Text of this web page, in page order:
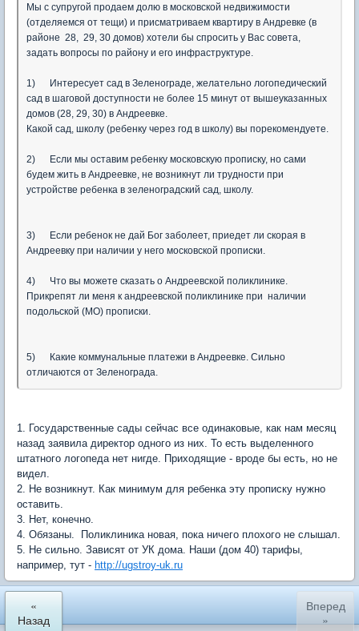
Мы с супругой продаем долю в московской недвижимости
(отделяемся от тещи) и присматриваем квартиру в Андревке (в
районе 28, 29, 30 домов) хотели бы спросить у Вас совета,
задать вопросы по району и его инфраструктуре.
1) Интересует сад в Зеленограде, желательно логопедический
сад в шаговой доступности не более 15 минут от вышеуказанных
домов (28, 29, 30) в Андреевке.
Какой сад, школу (ребенку через год в школу) вы порекомендуете.
2) Если мы оставим ребенку московскую прописку, но сами
будем жить в Андреевке, не возникнут ли трудности при
устройстве ребенка в зеленоградский сад, школу.
3) Если ребенок не дай Бог заболеет, приедет ли скорая в
Андреевку при наличии у него московской прописки.
4) Что вы можете сказать о Андреевской поликлинике.
Прикрепят ли меня к андреевской поликлинике при наличии
подольской (МО) прописки.
5) Какие коммунальные платежи в Андреевке. Сильно
отличаются от Зеленограда.
1. Государственные сады сейчас все одинаковые, как нам месяц
назад заявила директор одного из них. То есть выделенного
штатного логопеда нет нигде. Приходящие - вроде бы есть, но не
видел.
2. Не возникнут. Как минимум для ребенка эту прописку нужно
оставить.
3. Нет, конечно.
4. Обязаны. Поликлиника новая, пока ничего плохого не слышал.
5. Не сильно. Зависят от УК дома. Наши (дом 40) тарифы,
например, тут - http://ugstroy-uk.ru
«
Назад
Вперед
»